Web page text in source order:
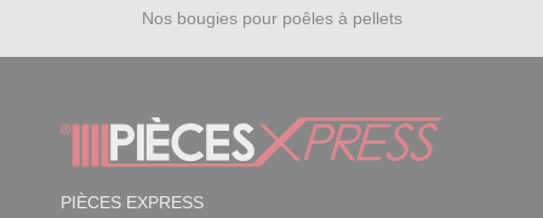
Nos bougies pour poêles à pellets
PIÈCES EXPRESS